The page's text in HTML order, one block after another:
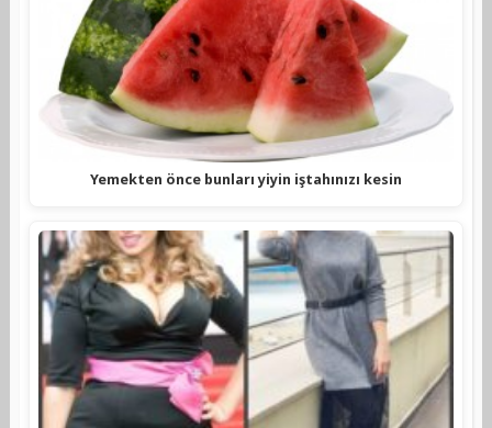
Yemekten önce bunları yiyin iştahınızı kesin